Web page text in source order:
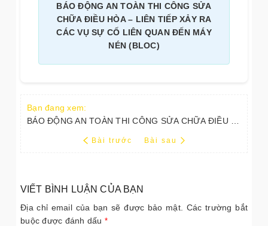
BÁO ĐỘNG AN TOÀN THI CÔNG SỬA
CHỮA ĐIỀU HÒA – LIÊN TIẾP XẢY RA
CÁC VỤ SỰ CỐ LIÊN QUAN ĐẾN MÁY
NÉN (BLOC)
Bạn đang xem:
Bài trước Bài sau
VIẾT BÌNH LUẬN CỦA BẠN
Địa chỉ email của bạn sẽ được bảo mật. Các trường bắt
buộc được đánh dấu *